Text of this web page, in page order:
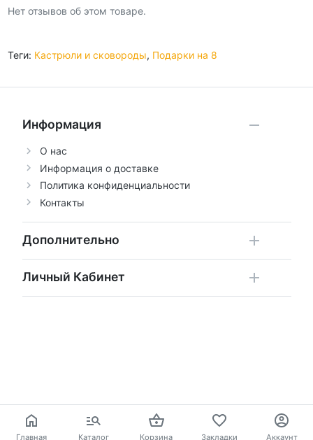
Нет отзывов об этом товаре.
Теги: Кастрюли и сковороды, Подарки на 8
Информация
О нас
Информация о доставке
Политика конфиденциальности
Контакты
Дополнительно
Личный Кабинет
Главная Каталог Корзина Закладки Аккаунт